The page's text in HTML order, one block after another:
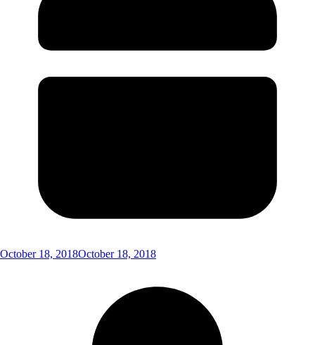
October 18, 2018October 18, 2018